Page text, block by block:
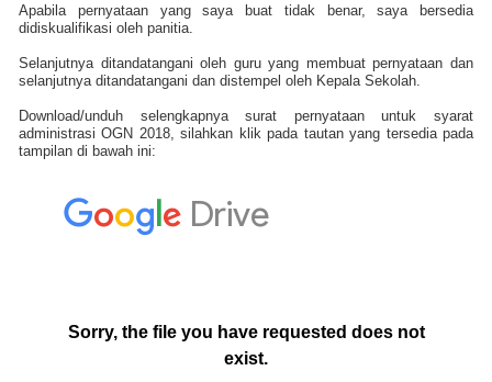
Apabila pernyataan yang saya buat tidak benar, saya bersedia
didiskualifikasi oleh panitia.
Selanjutnya ditandatangani oleh guru yang membuat pernyataan dan
selanjutnya ditandatangani dan distempel oleh Kepala Sekolah.
Download/unduh selengkapnya surat pernyataan untuk syarat
administrasi OGN 2018, silahkan klik pada tautan yang tersedia pada
tampilan di bawah ini: